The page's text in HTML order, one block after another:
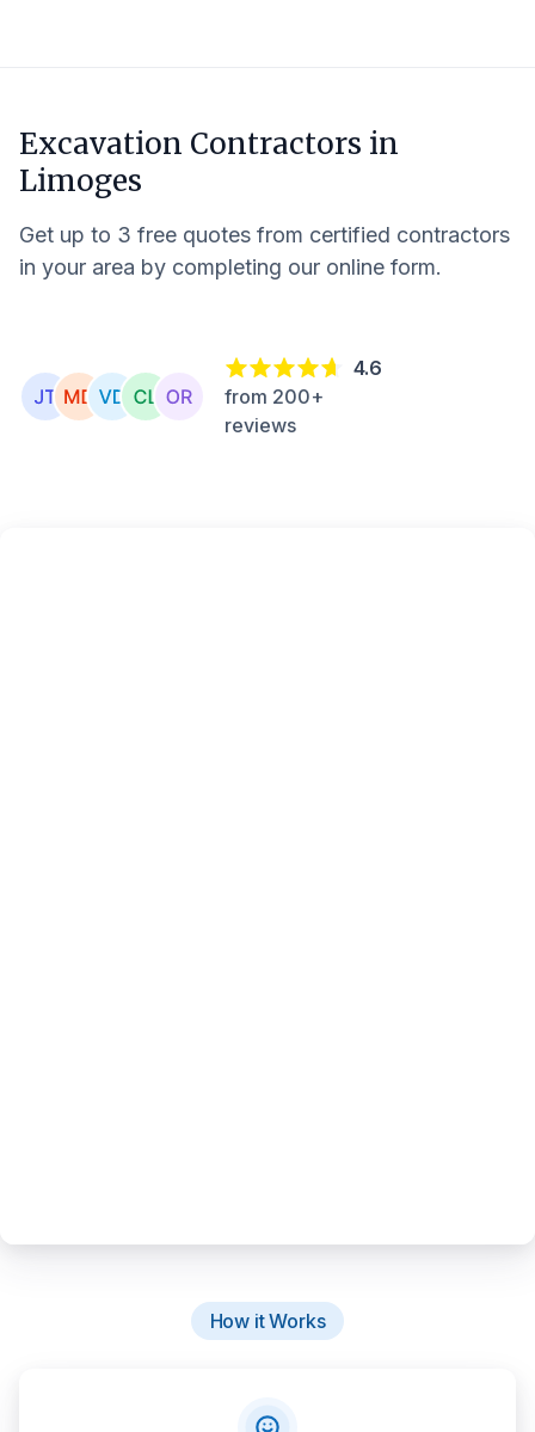
Excavation Contractors in
Limoges
Get up to 3 free quotes from certified contractors
in your area by completing our online form.
4.6
from 200+
reviews
How it Works